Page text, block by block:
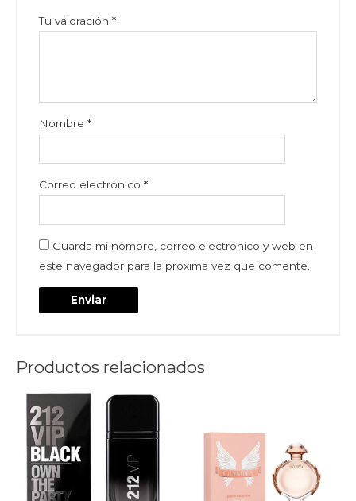
Tu valoración*
Nombre*
Correo electrónico*
Guarda mi nombre, correo electrónico y web en
este navegador para la próxima vez que comente.
Productos relacionados